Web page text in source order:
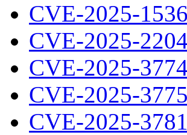
CVE-2025-
CVE-2025-
CVE-2025-
CVE-2025-
CVE-2025-